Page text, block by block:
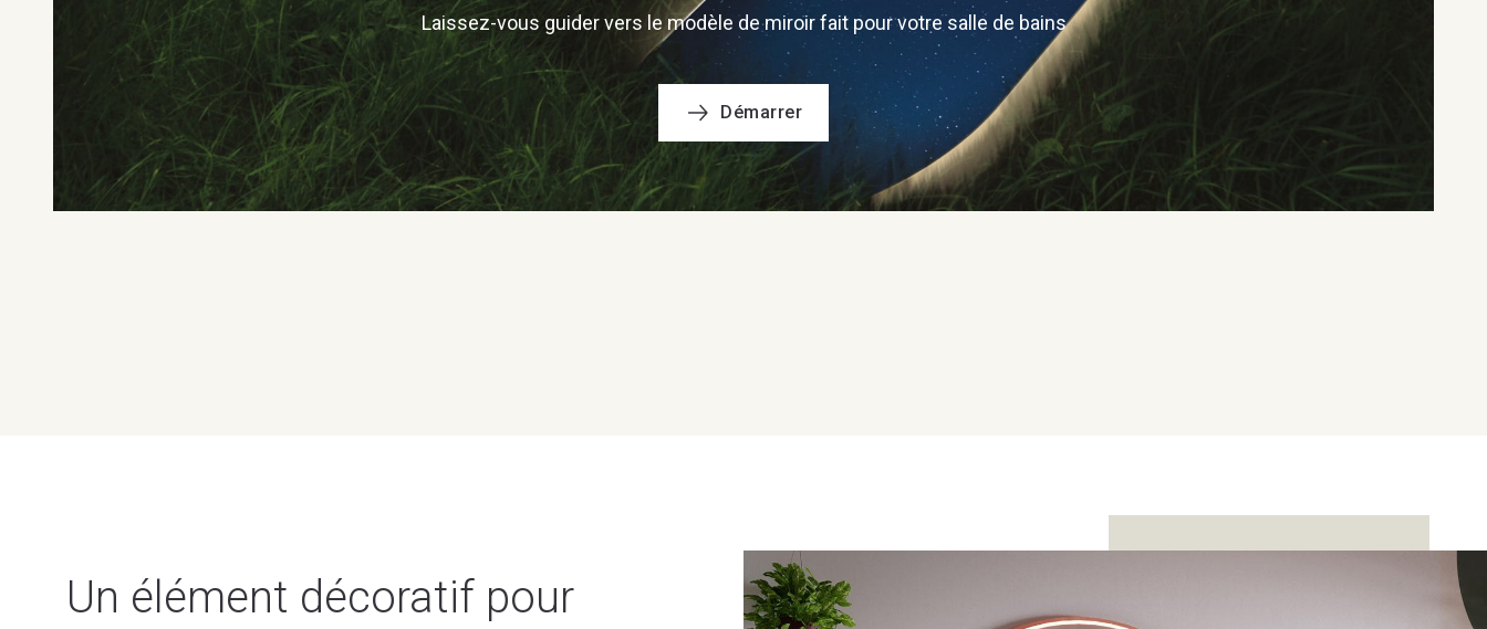
Laissez-vous guider vers le modèle de miroir fait pour votre salle de bains
Démarrer
Un élément décoratif pour